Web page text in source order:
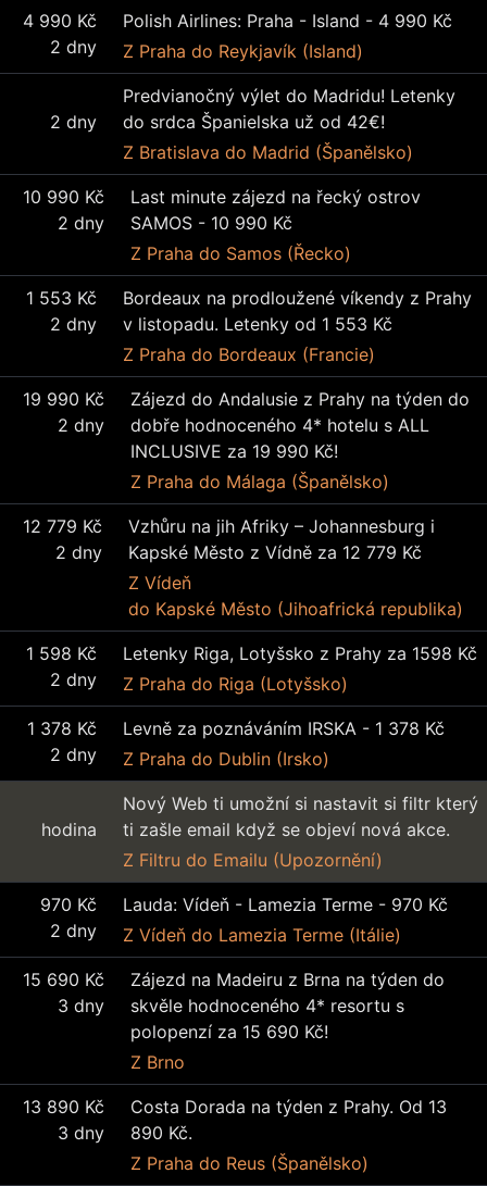
4 990 Kč
2 dny
Polish Airlines: Praha - Island - 4 990 Kč
Z Praha do Reykjavík (Island)
2 dny
Predvianočný výlet do Madridu! Letenky
do srdca Španielska už od 42€!
Z Bratislava do Madrid (Španělsko)
10 990 Kč
2 dny
Last minute zájezd na řecký ostrov
SAMOS - 10 990 Kč
Z Praha do Samos (Řecko)
1 553 Kč
2 dny
Bordeaux na prodloužené víkendy z Prahy
v listopadu. Letenky od 1 553 Kč
Z Praha do Bordeaux (Francie)
19 990 Kč
2 dny
Zájezd do Andalusie z Prahy na týden do
dobře hodnoceného 4* hotelu s ALL
INCLUSIVE za 19 990 Kč!
Z Praha do Málaga (Španělsko)
12 779 Kč
2 dny
Vzhůru na jih Afriky – Johannesburg i
Kapské Město z Vídně za 12 779 Kč
Z Vídeň
do Kapské Město (Jihoafrická republika)
1 598 Kč
2 dny
Letenky Riga, Lotyšsko z Prahy za 1598 Kč
Z Praha do Riga (Lotyšsko)
1 378 Kč
2 dny
Levně za poznáváním IRSKA - 1 378 Kč
Z Praha do Dublin (Irsko)
hodina
Nový Web ti umožní si nastavit si filtr který
ti zašle email když se objeví nová akce.
Z Filtru do Emailu (Upozornění)
970 Kč
2 dny
Lauda: Vídeň - Lamezia Terme - 970 Kč
Z Vídeň do Lamezia Terme (Itálie)
15 690 Kč
3 dny
Zájezd na Madeiru z Brna na týden do
skvěle hodnoceného 4* resortu s
polopenzí za 15 690 Kč!
Z Brno
13 890 Kč
3 dny
Costa Dorada na týden z Prahy. Od 13
890 Kč.
Z Praha do Reus (Španělsko)